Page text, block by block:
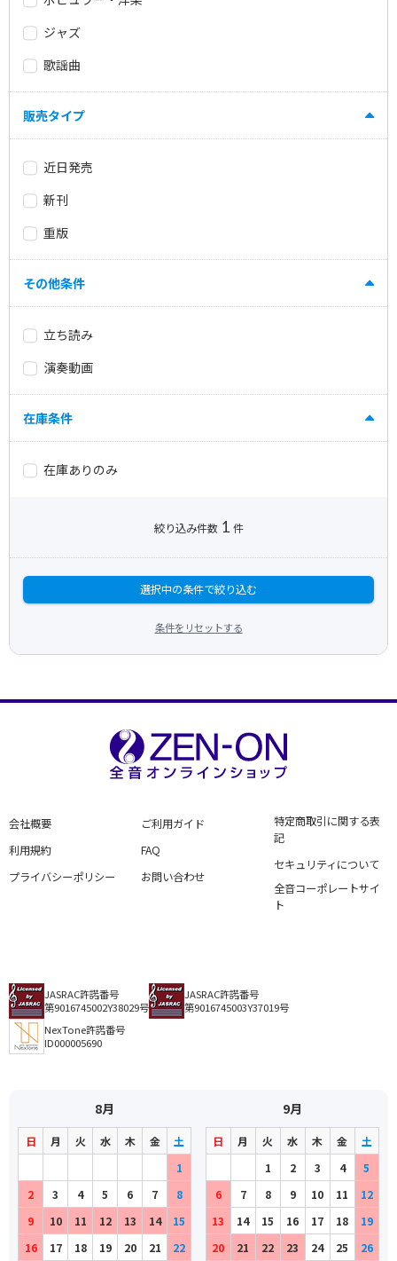
ジャズ
歌謡曲
販売タイプ
近日発売
新刊
重版
その他条件
立ち読み
演奏動画
在庫条件
在庫ありのみ
絞り込み件数 1 件
選択中の条件で絞り込む
条件をリセットする
会社概要
利用規約
プライバシーポリシー
ご利用ガイド
FAQ
お問い合わせ
特定商取引に関する表
記
セキュリティについて
全音コーポレートサイ
ト
JASRAC許諾番号
第9016745002Y38029号
JASRAC許諾番号
第9016745003Y37019号
NexTone許諾番号
ID000005690
8月
日 月 火 水 木 金
土
1
2
3 4 5 6 7
8
9
10 11 12 13 14
15
16
17 18 19 20 21 22
9月
日 月 火 水 木 金
土
1
2 3 4
5
6
7 8 9 10 11
12
13
14 15 16 17 18
19
20
21 22 23 24 25 26